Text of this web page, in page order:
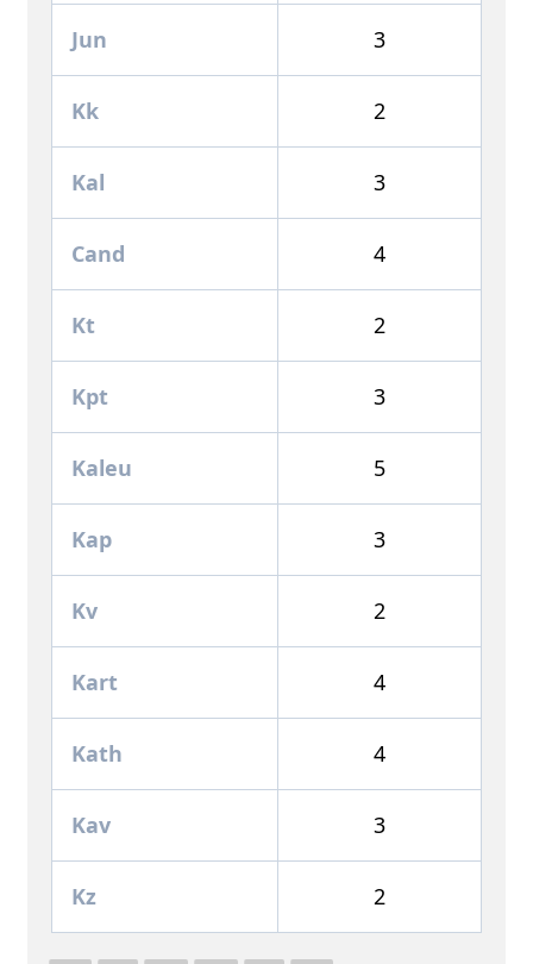
Jun 3
Kk 2
Kal 3
Cand 4
Kt 2
Kpt 3
Kaleu 5
Kap 3
Kv 2
Kart 4
Kath 4
Kav 3
Kz 2